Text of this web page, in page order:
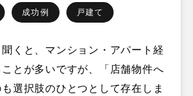
成功例 戸建て
聞くと、マンション・アパート経
とが多いですが、「店舗物件へ
選択肢のひとつとして存在しま